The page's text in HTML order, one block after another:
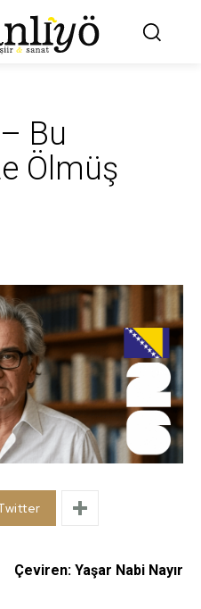
Bu
Ölmüş
Çeviren: Yaşar Nabi Nayır